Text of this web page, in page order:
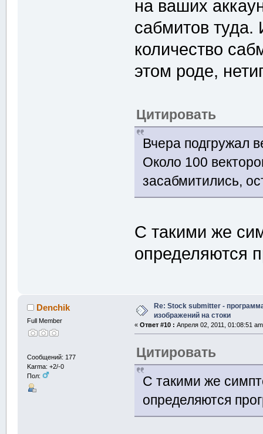
на ваших
сабмитов туда.
количество
этом роде,
Цитировать
Вчера подгружал
Около 100
засабмитились,
С такими же
определяются
Denchik
Full Member
Сообщений: 177
Karma: +2/-0
Пол:
Re: Stock submitter -
изображений на стоки
«Ответ #10 : Апреля 02, 2011, 01:08:51
Цитировать
С такими же
определяются